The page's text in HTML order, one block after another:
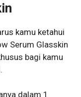
kamu ketahui
Serum Glasskin
bagi kamu
dalam 1